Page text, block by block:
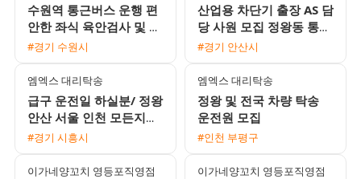
수원역 통근버스 운행 편
안한 좌식 육안검사 및 포
장 사원 모집 월 350만원
#경기 수원시
산업용 차단기 출장 AS 담
당 사원 모집 정왕동 통근
버스 운행 및 다양한 정산
#경기 안산시
엠엑스 대리탁송
급구 운전일 하실분/ 정왕
안산 서울 인천 모든지역
가능
#경기 시흥시
엠엑스 대리탁송
정왕 및 전국 차량 탁송
운전원 모집
#인천 부평구
이가네양꼬치 영등포직영점 이가네양꼬치 영등포직영점